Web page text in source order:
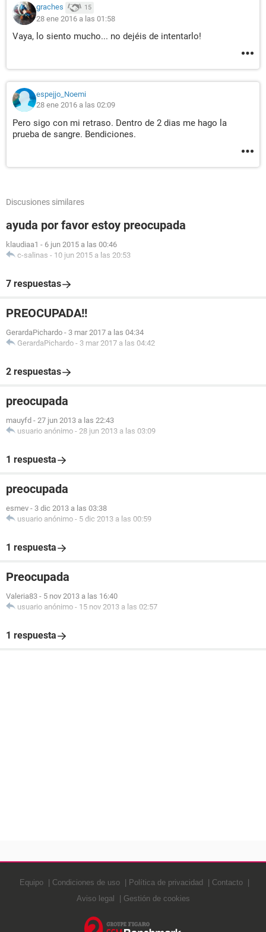
graches 15
28 ene 2016 a las 01:58
Vaya, lo siento mucho... no dejéis de intentarlo!
espejjo_Noemi
28 ene 2016 a las 02:09
Pero sigo con mi retraso. Dentro de 2 dias me hago la
prueba de sangre. Bendiciones.
Discusiones similares
ayuda por favor estoy preocupada
klaudiaa1 - 6 jun 2015 a las 00:46
c-salinas - 10 jun 2015 a las 20:53
7 respuestas
PREOCUPADA!!
GerardaPichardo - 3 mar 2017 a las 04:34
GerardaPichardo - 3 mar 2017 a las 04:42
2 respuestas
preocupada
mauyfd - 27 jun 2013 a las 22:43
usuario anónimo - 28 jun 2013 a las 03:09
1 respuesta
preocupada
esmev - 3 dic 2013 a las 03:38
usuario anónimo - 5 dic 2013 a las 00:59
1 respuesta
Preocupada
Valeria83 - 5 nov 2013 a las 16:40
usuario anónimo - 15 nov 2013 a las 02:57
1 respuesta
Equipo Condiciones de uso Política de privacidad
Contacto
Aviso legal
Gestión de cookies